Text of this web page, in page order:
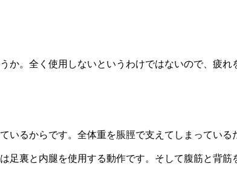
か。 全く使用しないというわけではないので、疲れ
いるからです。 全体重を脹脛で支えてしまっている
足裏と内腿を使用する動作です。そして腹筋と背筋